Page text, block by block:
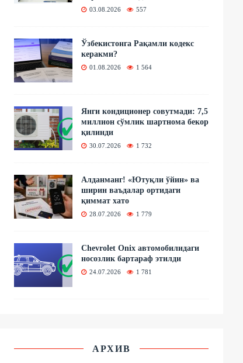
03.08.2026 557
Ўзбекистонга Рақамли кодекс
керакми?
01.08.2026 1 564
Янги кондиционер совутмади: 7,5
миллион сўмлик шартнома бекор
қилинди
30.07.2026 1 732
Алданманг! «Ютуқли ўйин» ва
ширин ваъдалар ортидаги
қиммат хато
28.07.2026 1 779
Chevrolet Onix автомобилидаги
носозлик бартараф этилди
24.07.2026 1 781
АРХИВ